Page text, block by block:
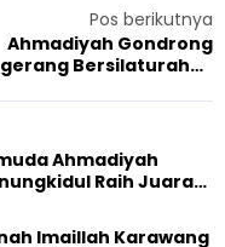
Pos berikutnya
Ahmadiyah Gondrong
Bersilaturahmi
Ahmadiyah
Raih Juara
Imaillah Karawang